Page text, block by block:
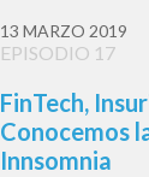
13 MARZO 2019
EPISODIO 17
FinTech,
Conocemos
Innsomnia